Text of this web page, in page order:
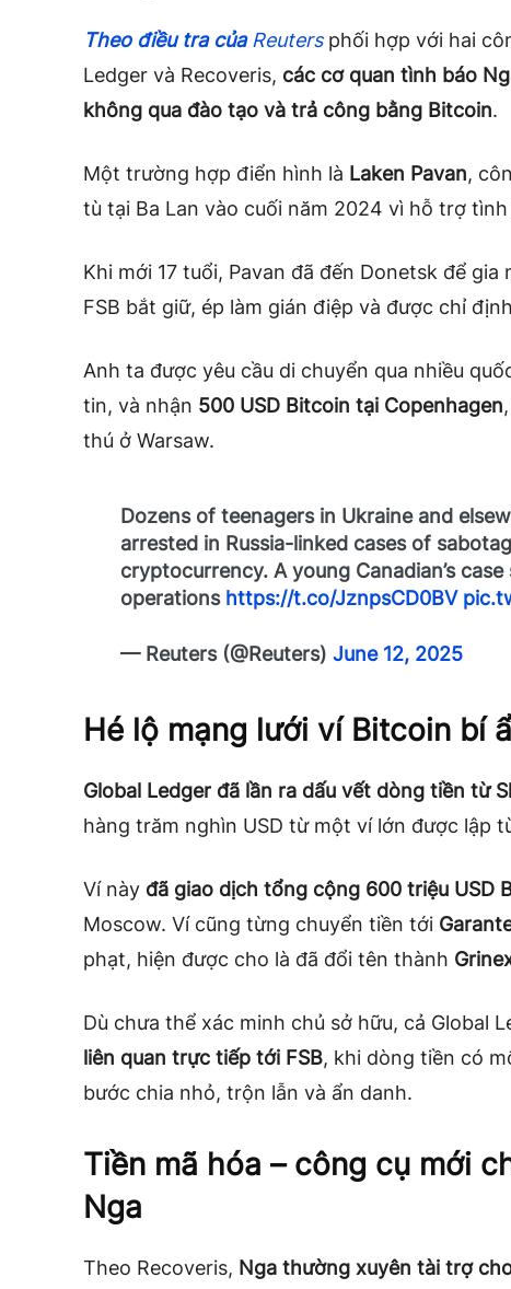
Theo điều tra củaReuters phối hợp với hai
Ledger và Recoveris, các cơ quan tình báo
không qua đào tạo và trả công bằng Bitcoin.
Một trường hợp điển hình là Laken Pavan,
tù tại Ba Lan vào cuối năm 2024 vì hỗ trợ tình
Khi mới 17 tuổi, Pavan đã đến Donetsk để
FSB bắt giữ, ép làm gián điệp và được chỉ
Anh ta được yêu cầu di chuyển qua nhiều
tin, và nhận 500 USD Bitcoin tại Copenhagen
thú ở Warsaw.
Dozens of teenagers in Ukraine and
arrested in Russia-linked cases of
cryptocurrency. A young Canadian’s
operations https://t.co/JznpsCD0BV
— Reuters (@Reuters)June 12, 2025
Hé lộ mạng lưới ví Bitcoin bí
Global Ledger đã lần ra dấu vết dòng tiền từ
hàng trăm nghìn USD từ một ví lớn được lập
Ví này đã giao dịch tổng cộng 600 triệu USD
Moscow. Ví cũng từng chuyển tiền tới
phạt, hiện được cho là đã đổi tên thành
Dù chưa thể xác minh chủ sở hữu, cả Global
liên quan trực tiếp tới FSB, khi dòng tiền có
bước chia nhỏ, trộn lẫn và ẩn danh.
Tiền mã hóa – công cụ mới
Nga
Theo Recoveris, Nga thường xuyên tài trợ